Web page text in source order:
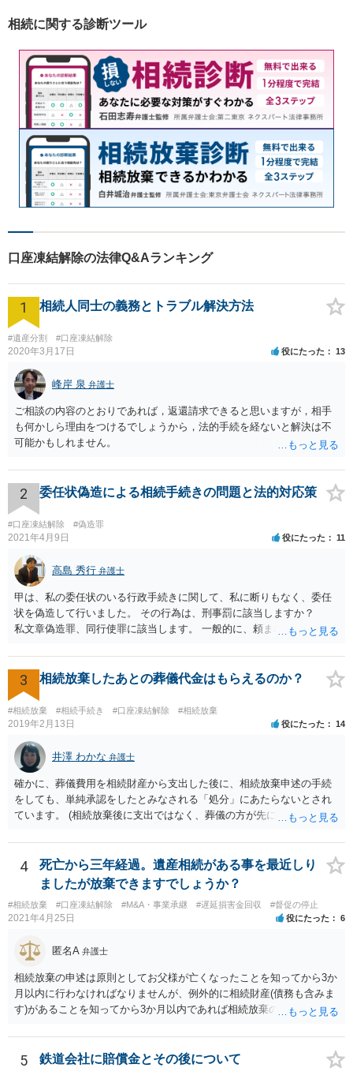
相続に関する診断ツール
口座凍結解除の法律Q&Aランキング
1 相続人同士の義務とトラブル解決方法
#遺産分割 #口座凍結解除
2020年3月17日 役にたった 13
峰岸 泉 弁護士
ご相談の内容のとおりであれば，返還請求できると思いますが，相手
も何かしら理由をつけるでしょうから，法的手続を経ないと解決は不
可能かもしれません。
2 委任状偽造による相続手続きの問題と法的対応策
#口座凍結解除 #偽造罪
2021年4月9日 役にたった 11
高島 秀行 弁護士
甲は、私の委任状のいる行政手続きに関して、私に断りもなく、委任
状を偽造して行いました。 その行為は、刑事罰に該当しますか？
私文章偽造罪、同行使罪に該当します。 一般的に、頼まれた（委任さ
か？ 委任状を偽造して使用することはまでは依頼の範囲ではない
ので できないと思います。
3 相続放棄したあとの葬儀代金はもらえるのか？
#相続放棄 #相続手続き #口座凍結解除 #相続放棄
2019年2月13日 役にたった 14
井澤 わかな 弁護士
確かに、葬儀費用を相続財産から支出した後に、相続放棄申述の手続
をしても、単純承認をしたとみなされる「処分」にあたらないとされ
ています。 (相続放棄後に支出ではなく、葬儀の方が先に来るのが通常
述の手続ということだと思いますが) ただ、葬儀費用ならいくらでもよ
いということではなく、身分相応の、社会的儀式として当然認められ
る程度の金額に留まると考えた方がよいです。 もし、相続人の皆さん
に葬儀費用を支出する経済力がなく、質素な葬儀を行った費用であれ
ば相続財産から支出しても単純承認と認められない可能性が高いの
で、相続放棄申述が受理される可能性も高いと思います。
4
死亡から三年経過。遺産相続がある事を最近しり
ましたが放棄できますでしょうか？
#相続放棄 #口座凍結解除 #M&A・事業承継 #遅延損害金回収 #督促の停止
2021年4月25日 役にたった 6
匿名A 弁護士
相続放棄の申述は原則としてお父様が亡くなったことを知ってから3か
月以内に行わなければなりませんが、例外的に相続財産(債務も含みま
す)があることを知ってから3か月以内であれば相続放棄の申述が認め
したら、早急に家裁に行って相続放棄の申述をしたい旨告げて必要な
書類を提出されることをおすすめいたします。 なお、お父様の債務が
他にもあるかもしれないというリスクを考えますと、相続放棄の申述
5 鉄道会社に賠償金とその後について